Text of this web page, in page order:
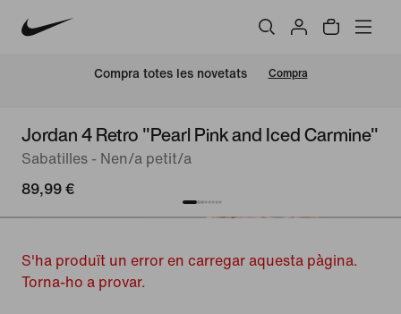
Compra totes les novetats Compra
Jordan 4 Retro "Pearl Pink and Iced Carmine"
Sabatilles - Nen/a petit/a
89,99 €
S'ha produït un error en carregar aquesta pàgina.
Torna-ho a provar.